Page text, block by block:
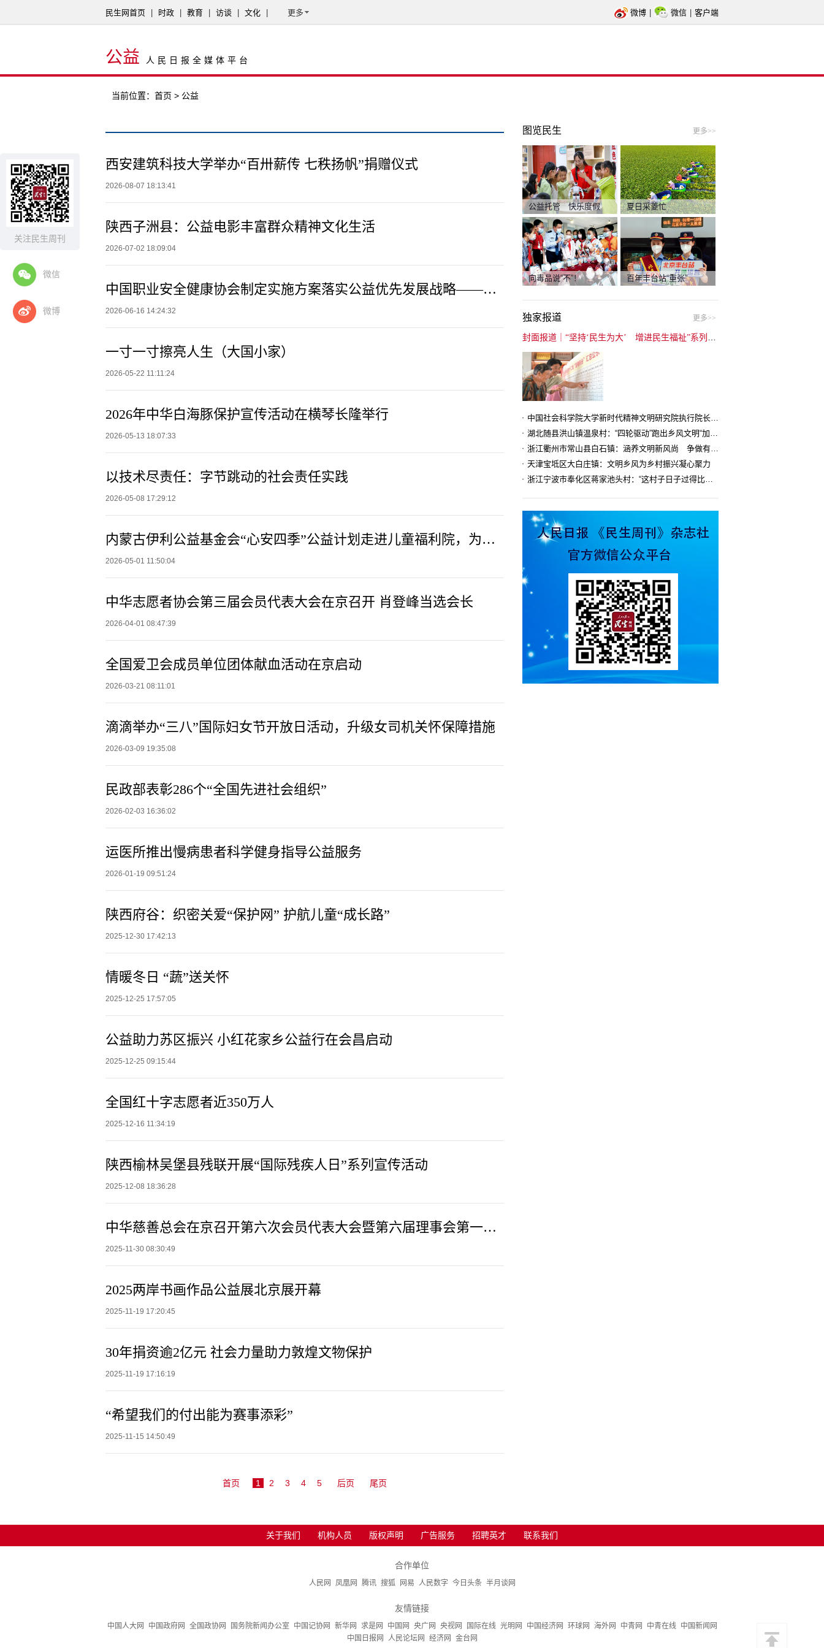
关注民生周刊
微信
微博
民生网首页 时政 教育 访谈 文化 更多 微博 微信 客户端
公益 人民日报全媒体平台
当前位置： 首页 > 公益
西安建筑科技大学举办“百卅薪传 七秩扬帆”捐赠仪式
2026-08-07 18:13:41
陕西子洲县：公益电影丰富群众精神文化生活
2026-07-02 18:09:04
中国职业安全健康协会制定实施方案落实公益优先发展战略——厚植为民情怀 强化使命担当
2026-06-16 14:24:32
一寸一寸擦亮人生（大国小家）
2026-05-22 11:11:24
2026年中华白海豚保护宣传活动在横琴长隆举行
2026-05-13 18:07:33
以技术尽责任：字节跳动的社会责任实践
2026-05-08 17:29:12
内蒙古伊利公益基金会“心安四季”公益计划走进儿童福利院，为孩子送去四季关怀
2026-05-01 11:50:04
中华志愿者协会第三届会员代表大会在京召开 肖登峰当选会长
2026-04-01 08:47:39
全国爱卫会成员单位团体献血活动在京启动
2026-03-21 08:11:01
滴滴举办“三八”国际妇女节开放日活动，升级女司机关怀保障措施
2026-03-09 19:35:08
民政部表彰286个“全国先进社会组织”
2026-02-03 16:36:02
运医所推出慢病患者科学健身指导公益服务
2026-01-19 09:51:24
陕西府谷：织密关爱“保护网” 护航儿童“成长路”
2025-12-30 17:42:13
情暖冬日 “蔬”送关怀
2025-12-25 17:57:05
公益助力苏区振兴 小红花家乡公益行在会昌启动
2025-12-25 09:15:44
全国红十字志愿者近350万人
2025-12-16 11:34:19
陕西榆林吴堡县残联开展“国际残疾人日”系列宣传活动
2025-12-08 18:36:28
中华慈善总会在京召开第六次会员代表大会暨第六届理事会第一次会议 唐承沛当选会长
2025-11-30 08:30:49
2025两岸书画作品公益展北京展开幕
2025-11-19 17:20:45
30年捐资逾2亿元 社会力量助力敦煌文物保护
2025-11-19 17:16:19
“希望我们的付出能为赛事添彩”
2025-11-15 14:50:49
首页 1 2 3 4 5 后页 尾页
图览民生 更多>>
公益托管 快乐度假 夏日采菱忙
向毒品说“不”！ 百年丰台站“重张”
独家报道 更多>>
中国社会科学院大学新时代精神文明研究院执行院长王维国：文明村镇创建为乡村注入持久发展动力
湖北随县洪山镇温泉村：“四轮驱动”跑出乡风文明“加速度”
浙江衢州市常山县白石镇：涵养文明新风尚 争做有礼白石人
天津宝坻区大白庄镇：文明乡风为乡村振兴凝心聚力
浙江宁波市奉化区蒋家池头村：“这村子日子过得比城里还舒心”
关于我们 机构人员 版权声明 广告服务 招聘英才 联系我们
合作单位
人民网 凤凰网 腾讯 搜狐 网易 人民数字 今日头条 半月谈网
友情链接
中国人大网 中国政府网 全国政协网 国务院新闻办公室 中国记协网 新华网 求是网 中国网 央广网 央视网 国际在线 光明网 中国经济网 环球网 海外网 中青网 中青在线
中国新闻网
中国日报网
人民论坛网 经济网 金台网